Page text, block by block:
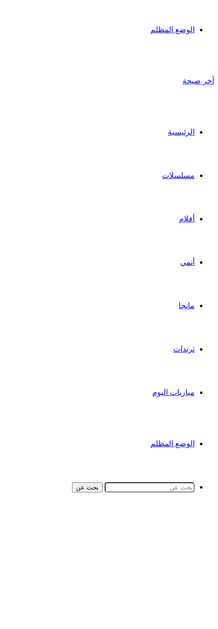
الوضع المظلم
آخر صيحة
الرئيسية
مسلسلات
أفلام
أنمي
مانجا
ترندات
مباريات اليوم
الوضع المظلم
بحث عن